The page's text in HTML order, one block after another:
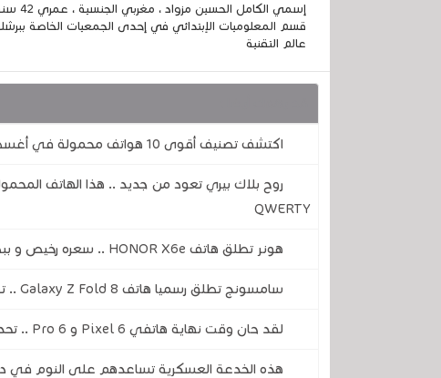
إسمي
قسم المعلوميات الإبتدائي في إحدى الجمعيات الخاصة
عالم التقنية
اكتشف تصنيف أقوى 10 هواتف محمولة في أغسطس 2026
روح بلاك بيري تعود من جديد .. هذا الهاتف
QWERTY
هونر تطلق هاتف HONOR X6e .. سعره رخيص و ببطارية جيدة جدًا وقدرة شحن ممتاز
سامسونج تطلق رسميا هاتف Galaxy Z Fold 8 .. تصميم قابل للطي جديد
لقد حان وقت نهاية هاتفي Pixel 6 و 6 Pro .. تحديثهما الأخير يقترب
هذه الخدعة العسكرية تساعدهم على النوم في